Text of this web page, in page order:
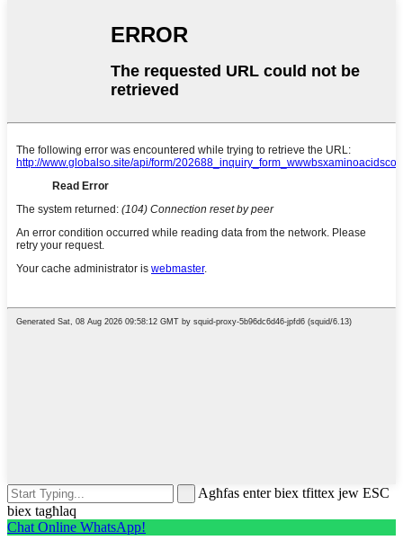
Agħfas enter biex tfittex jew ESC
biex tagħlaq
Chat Online WhatsApp!